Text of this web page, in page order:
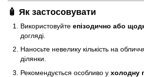
🧴 Як застосовувати
Використовуйте епізодично або
догляді.
Наносьте невелику кількість на
ділянки.
Рекомендується особливо у холодну